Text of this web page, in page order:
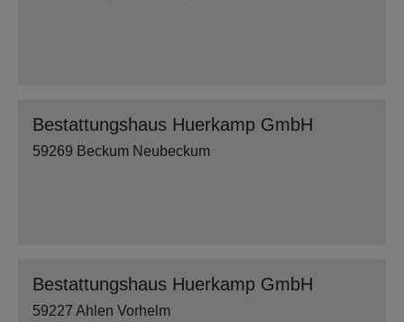
Bestattungshaus Huerkamp GmbH
59269 Beckum Neubeckum
Bestattungshaus Huerkamp GmbH
59227 Ahlen Vorhelm